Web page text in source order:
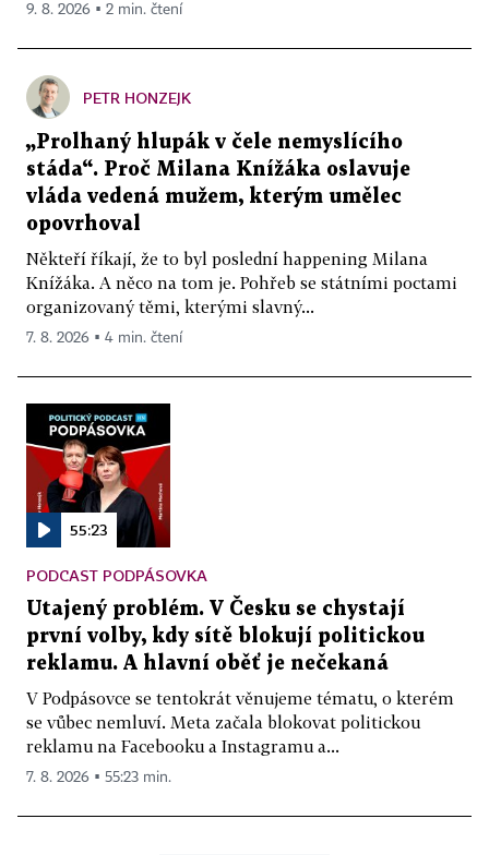
9. 8. 2026 ▪ 2 min. čtení
PETR HONZEJK
„Prolhaný hlupák v čele nemyslícího
stáda“. Proč Milana Knížáka oslavuje
vláda vedená mužem, kterým umělec
opovrhoval
Někteří říkají, že to byl poslední happening Milana
Knížáka. A něco na tom je. Pohřeb se státními poctami
organizovaný těmi, kterými slavný...
7. 8. 2026 ▪ 4 min. čtení
55:23
PODCAST PODPÁSOVKA
Utajený problém. V Česku se chystají
první volby, kdy sítě blokují politickou
reklamu. A hlavní oběť je nečekaná
V Podpásovce se tentokrát věnujeme tématu, o kterém
se vůbec nemluví. Meta začala blokovat politickou
reklamu na Facebooku a Instagramu a...
7. 8. 2026 ▪ 55:23 min.